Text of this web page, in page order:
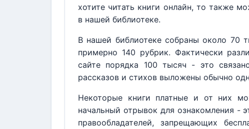
хотите читать книги онлайн, то также
в нашей библиотеке.
В нашей библиотеке собраны около 70
примерно 140 рубрик. Фактически
сайте порядка 100 тысяч - это
рассказов и стихов выложены обычно
Некоторые книги платные и от них
начальный отрывок для ознакомления -
правообладателей, запрещающих